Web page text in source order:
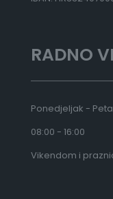
RADNO
Ponedjeljak -
08:00 - 16:00
Vikendom i